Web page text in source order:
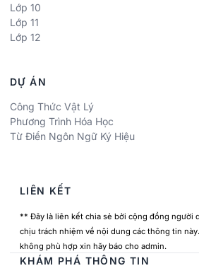
Lớp 10
Lớp 11
Lớp 12
DỰ ÁN
Công Thức Vật Lý
Phương Trình Hóa Học
Từ Điển Ngôn Ngữ Ký Hiệu
LIÊN KẾT
** Đây là liên kết chia sẻ bởi cộng đồng người
chịu trách nhiệm về nội dung các thông tin
không phù hợp xin hãy báo cho admin.
KHÁM PHÁ THÔNG TIN